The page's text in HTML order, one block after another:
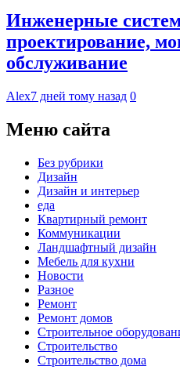
Инженерные
проектирование,
обслуживание
Alex7 дней тому назад 0
Меню сайта
Без рубрики
Дизайн
Дизайн и интерьер
еда
Квартирный ремонт
Коммуникации
Ландшафтный дизайн
Мебель для кухни
Новости
Разное
Ремонт
Ремонт домов
Строительное
Строительство
Строительство дома